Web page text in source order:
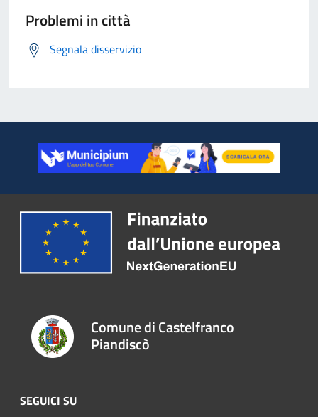
Problemi in città
Segnala disservizio
Comune di Castelfranco
Piandiscò
SEGUICI SU